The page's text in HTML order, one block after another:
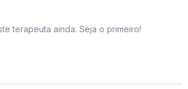
terapeuta ainda. Seja o primeiro!